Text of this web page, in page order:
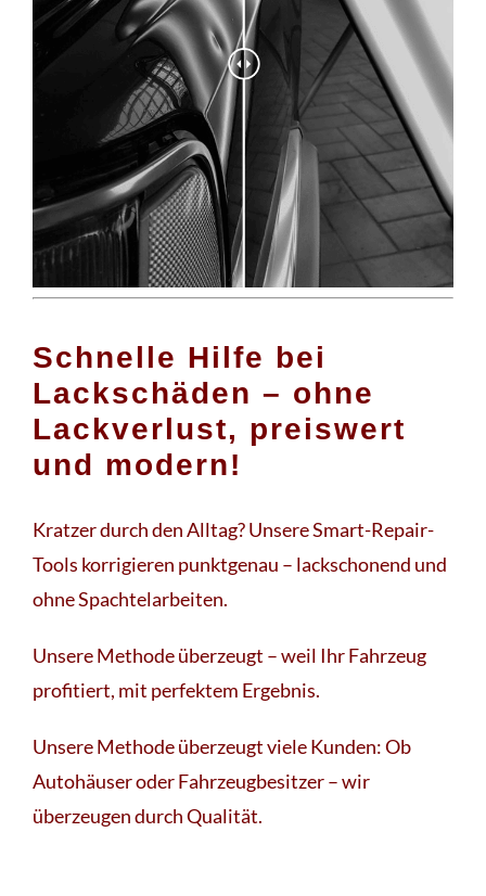
Schnelle Hilfe bei
Lackschäden – ohne
Lackverlust, preiswert
und modern!
Kratzer durch den Alltag? Unsere Smart-Repair-
Tools korrigieren punktgenau – lackschonend und
ohne Spachtelarbeiten.
Unsere Methode überzeugt – weil Ihr Fahrzeug
profitiert, mit perfektem Ergebnis.
Unsere Methode überzeugt viele Kunden: Ob
Autohäuser oder Fahrzeugbesitzer – wir
überzeugen durch Qualität.